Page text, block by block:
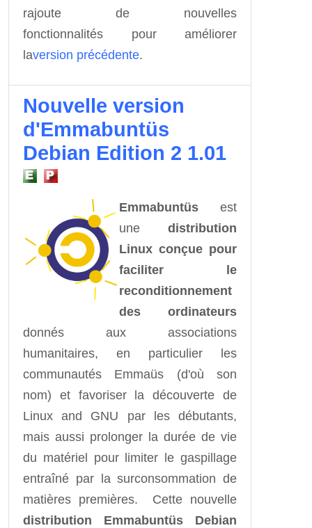
rajoute de nouvelles
fonctionnalités pour améliorer
laversion précédente.
Nouvelle version
d'Emmabuntüs
Debian Edition 2 1.01
Emmabuntüs est
une distribution
Linux conçue pour
faciliter le
reconditionnement
des ordinateurs
donnés aux associations
humanitaires, en particulier les
communautés Emmaüs (d'où son
nom) et favoriser la découverte de
Linux and GNU par les débutants,
mais aussi prolonger la durée de vie
du matériel pour limiter le gaspillage
entraîné par la surconsommation de
matières premières. Cette nouvelle
distribution Emmabuntüs Debian